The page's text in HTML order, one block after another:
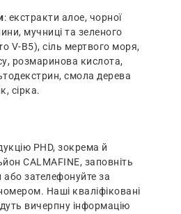
: екстракти алое, чорної
мучниці та зеленого
V-B5), сіль мертвого моря,
розмаринова кислота,
смола дерева
сірка.
PHD, зокрема й
CALMAFINE, заповніть
зателефонуйте за
Наші кваліфіковані
вичерпну інформацію